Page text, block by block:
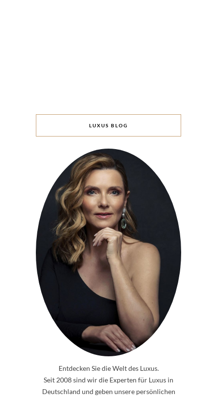
LUXUS BLOG
Entdecken Sie die Welt des Luxus.
Seit 2008 sind wir die Experten für Luxus in
Deutschland und geben unsere persönlichen